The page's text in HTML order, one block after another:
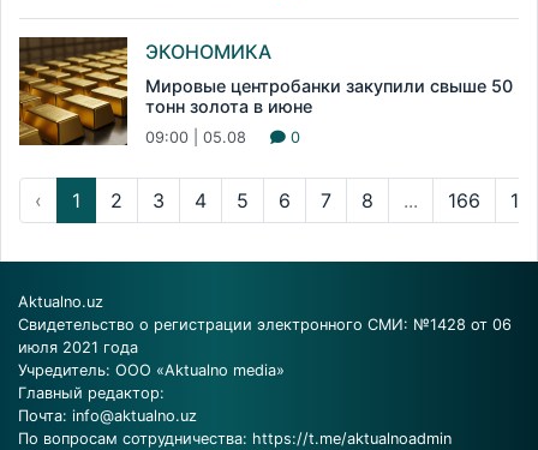
ЭКОНОМИКА
Мировые центробанки закупили свыше 50
тонн золота в июне
09:00 | 05.08 0
‹ 1 2 3 4 5 6 7 8 ... 166
Aktualno.uz
Свидетельство о регистрации электронного СМИ: №1428 от 06
июля 2021 года
Учредитель: ООО «Aktualno media»
Главный редактор:
Почта: info@aktualno.uz
По вопросам сотрудничества: https://t.me/aktualnoadmin